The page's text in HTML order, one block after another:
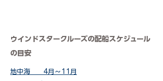
​ウインドスタークルーズの配船スケジュール
の目安
地中海 4月～11月